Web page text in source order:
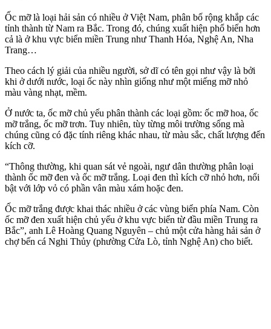
Ốc mỡ là loại hải sản có nhiều ở Việt Nam, phân bố rộng khắp các
tỉnh thành từ Nam ra Bắc. Trong đó, chúng xuất hiện phổ biến hơn
cả là ở khu vực biển miền Trung như Thanh Hóa, Nghệ An, Nha
Trang…
Theo cách lý giải của nhiều người, sở dĩ có tên gọi như vậy là bởi
khi ở dưới nước, loại ốc này nhìn giống như một miếng mỡ nhỏ
màu vàng nhạt, mềm.
Ở nước ta, ốc mỡ chủ yếu phân thành các loại gồm: ốc mỡ hoa, ốc
mỡ trắng, ốc mỡ trơn. Tuy nhiên, tùy từng môi trường sống mà
chúng cũng có đặc tính riêng khác nhau, từ màu sắc, chất lượng đến
kích cỡ.
“Thông thường, khi quan sát vẻ ngoài, ngư dân thường phân loại
thành ốc mỡ đen và ốc mỡ trắng. Loại đen thì kích cỡ nhỏ hơn, nổi
bật với lớp vỏ có phần vân màu xám hoặc đen.
Ốc mỡ trắng được khai thác nhiều ở các vùng biển phía Nam. Còn
ốc mỡ đen xuất hiện chủ yếu ở khu vực biển từ đầu miền Trung ra
Bắc”, anh Lê Hoàng Quang Nguyên – chủ một cửa hàng hải sản ở
chợ bến cá Nghi Thủy (phường Cửa Lò, tỉnh Nghệ An) cho biết.